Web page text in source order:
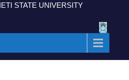
STATE UNIVERSITY